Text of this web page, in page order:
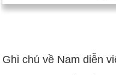
Ghi chú về Nam diễn